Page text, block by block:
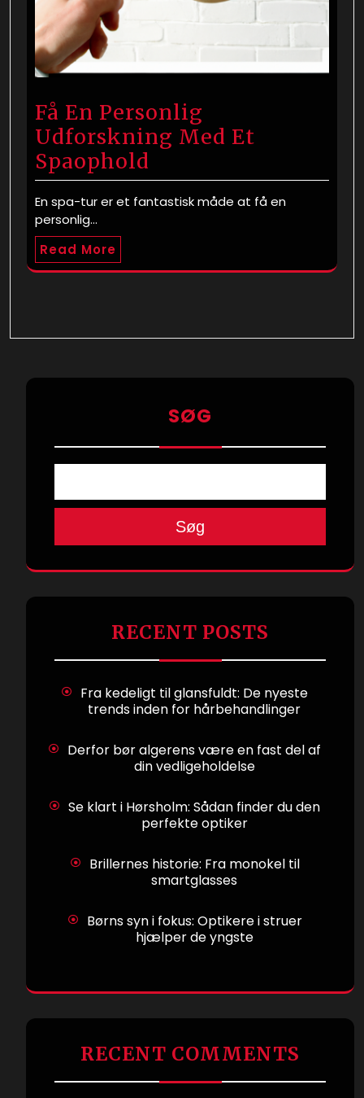
Få En Personlig
Udforskning Med Et
Spaophold
En spa-tur er et fantastisk måde at få en
personlig…
Read More
SØG
Søg
RECENT POSTS
Fra kedeligt til glansfuldt: De nyeste
trends inden for hårbehandlinger
Derfor bør algerens være en fast del af
din vedligeholdelse
Se klart i Hørsholm: Sådan finder du den
perfekte optiker
Brillernes historie: Fra monokel til
smartglasses
Børns syn i fokus: Optikere i struer
hjælper de yngste
RECENT COMMENTS